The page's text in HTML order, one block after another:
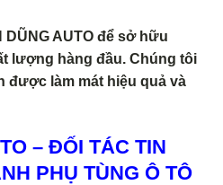
DŨNG AUTO để sở hữu
lượng hàng đầu. Chúng tôi
được làm mát hiệu quả và
– ĐỐI TÁC TIN
PHỤ TÙNG Ô TÔ